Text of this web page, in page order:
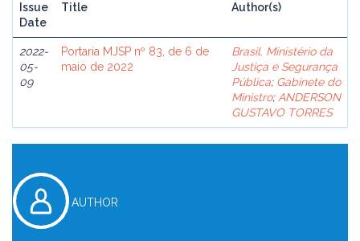
Issue
Date
Title Author(s)
2022-
05-
09
Portaria MJSP nº 83, de 6 de
maio de 2022
Brasil. Ministério da
Justiça e Segurança
Pública; Gabinete do
Ministro; ANDERSON
GUSTAVO TORRES
AUTHOR